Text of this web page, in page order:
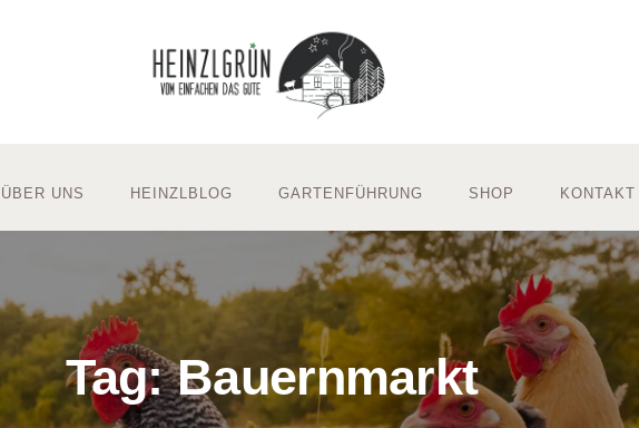
ÜBER UNS HEINZLBLOG GARTENFÜHRUNG SHOP KONTAKT
Tag: Bauernmarkt